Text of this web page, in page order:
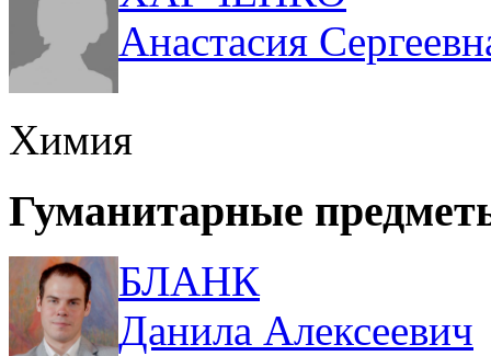
Анастасия
Химия
Гуманитарные
БЛАНК
Данила Алексеевич